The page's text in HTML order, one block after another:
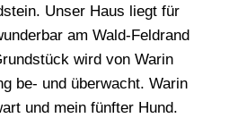
Unser Haus liegt für
am Wald-Feldrand
wird von Warin
be- und überwacht. Warin
und mein fünfter Hund.